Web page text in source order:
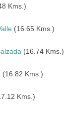
Kms.)
(16.65 Kms.)
(16.74 Kms.)
(16.82 Kms.)
Kms.)